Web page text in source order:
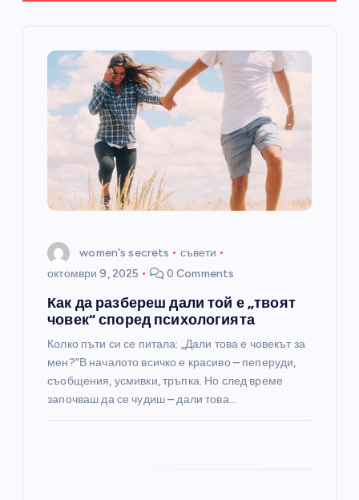
women's secrets
съвети
октомври 9, 2025
0 Comments
Как да разбереш дали той е „твоят
човек“ според психологията
Колко пъти си се питала: „Дали това е човекът за
мен?“В началото всичко е красиво – пеперуди,
съобщения, усмивки, тръпка. Но след време
започваш да се чудиш – дали това…